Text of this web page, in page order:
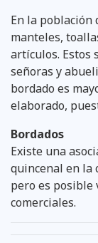
En la población
manteles,
artículos. Estos
señoras y
bordado es
elaborado,
Bordados
Existe una
quincenal en la
pero es posible
comerciales.